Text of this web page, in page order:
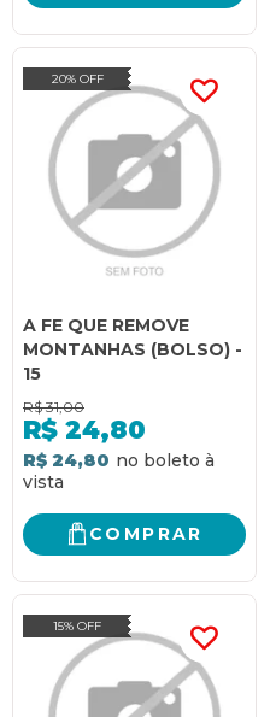
20% OFF
A FE QUE REMOVE
MONTANHAS (BOLSO) -
15
R$ 31,00
R$ 24,80
R$ 24,80
COMPRAR
15% OFF